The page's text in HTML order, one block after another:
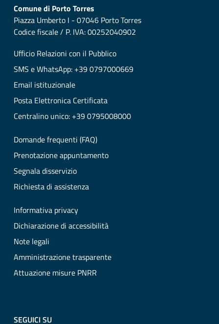
Comune di Porto Torres
Piazza Umberto I - 07046 Porto Torres
Codice fiscale / P. IVA: 00252040902
Ufficio Relazioni con il Pubblico
SMS e WhatsApp: +39 0797000669
Email istituzionale
Posta Elettronica Certificata
Centralino unico: +39 0795008000
Domande frequenti (FAQ)
Prenotazione appuntamento
Segnala disservizio
Richiesta di assistenza
Informativa privacy
Dichiarazione di accessibilità
Note legali
Amministrazione trasparente
Attuazione misure PNRR
SEGUICI SU